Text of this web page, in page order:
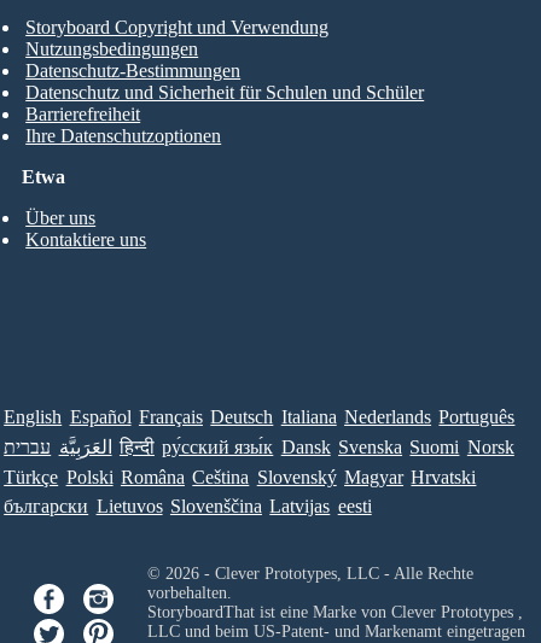
Etwa
Über uns
Kontaktiere uns
Storyboard Copyright und Verwendung
Nutzungsbedingungen
Datenschutz-Bestimmungen
Datenschutz und Sicherheit für Schulen und Schüler
Barrierefreiheit
Ihre Datenschutzoptionen
English Español Français Deutsch Italiana Nederlands Português
עברית العَرَبِيَّة हिन्दी ру́сский язы́к Dansk Svenska Suomi Norsk
Türkçe Polski Româna Ceština Slovenský Magyar Hrvatski
български Lietuvos Slovenščina Latvijas eesti
© 2026 - Clever Prototypes, LLC - Alle Rechte
vorbehalten.
StoryboardThat ist eine Marke von Clever Prototypes ,
LLCund beim US-Patent- und Markenamt eingetragen